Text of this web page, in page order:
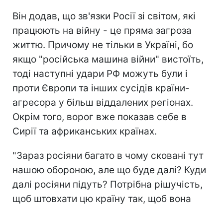
Він додав, що зв'язки Росії зі світом, які
працюють на війну - це пряма загроза
життю. Причому не тільки в Україні, бо
якщо "російська машина війни" вистоїть,
тоді наступні удари РФ можуть були і
проти Європи та інших сусідів країни-
агресора у більш віддалених регіонах.
Окрім того, ворог вже показав себе в
Сирії та африканських країнах.
"Зараз росіяни багато в чому сковані тут
нашою обороною, але що буде далі? Куди
далі росіяни підуть? Потрібна рішучість,
щоб штовхати цю країну так, щоб вона